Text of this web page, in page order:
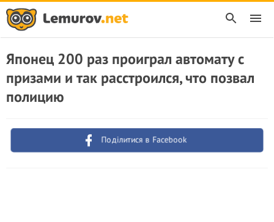
Японец 200 раз проиграл автомату с
призами и так расстроился, что позвал
полицию
Поділитися в Facebook